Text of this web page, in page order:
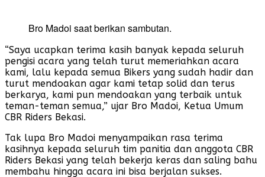
Bro Madoi saat berikan sambutan.
“Saya ucapkan terima kasih banyak kepada seluruh
pengisi acara yang telah turut memeriahkan acara
kami, lalu kepada semua Bikers yang sudah hadir dan
turut mendoakan agar kami tetap solid dan terus
berkarya, kami pun mendoakan yang terbaik untuk
teman-teman semua,” ujar Bro Madoi, Ketua Umum
CBR Riders Bekasi.
Tak lupa Bro Madoi menyampaikan rasa terima
kasihnya kepada seluruh tim panitia dan anggota CBR
Riders Bekasi yang telah bekerja keras dan saling bahu
membahu hingga acara ini bisa berjalan sukses.